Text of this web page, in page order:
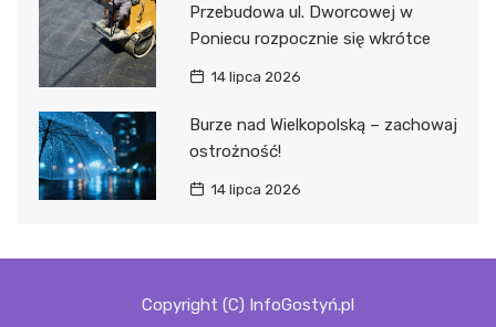
Przebudowa ul. Dworcowej w
Poniecu rozpocznie się wkrótce
14 lipca 2026
Burze nad Wielkopolską – zachowaj
ostrożność!
14 lipca 2026
Copyright (C) InfoGostyń.pl